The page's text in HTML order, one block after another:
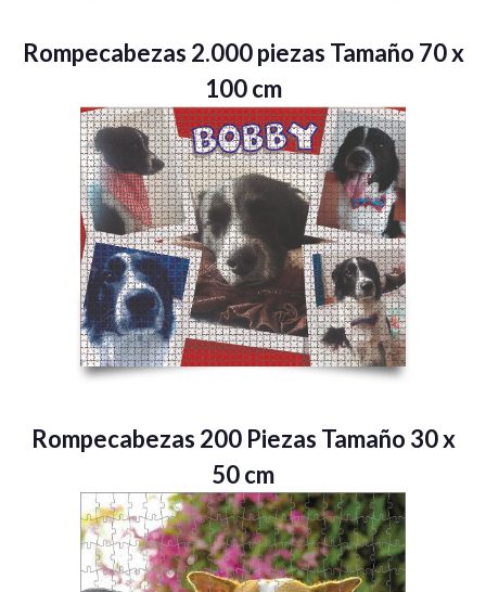
Rompecabezas 2.000 piezas Tamaño 70 x
100 cm
Rompecabezas 200 Piezas Tamaño 30 x
50 cm